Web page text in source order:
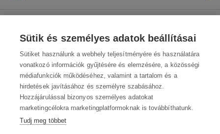
A vásárlásról
Kapcsolat
Lépjen kapcsolatba velünk
Sütik és személyes adatok beállításai
Sütiket használunk a webhely teljesítményére és használatára
vonatkozó információk gyűjtésére és elemzésére, a közösségi
médiafunkciók működéséhez, valamint a tartalom és a
hirdetések javításához és személyre szabásához.
Hozzájárulással bizonyos személyes adatokat
marketingcélokra marketingplatformoknak is továbbíthatunk.
Tudj meg többet